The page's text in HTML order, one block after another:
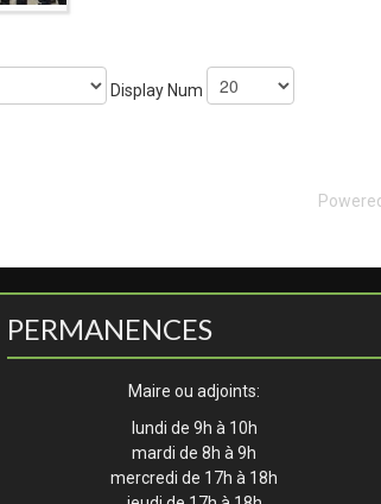
Display Num
PERMANENCES
Maire ou adjoints:
lundi de 9h à 10h
mardi de 8h à 9h
mercredi de 17h à 18h